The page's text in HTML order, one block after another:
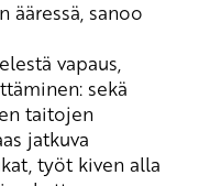
ääressä , sanoo
vapaus,
sekä
taitojen
jatkuva
työt kiven alla